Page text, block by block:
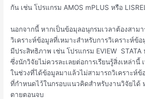
กัน เช่น โปรแกรม AMOS mPLUS หรือ LISREL
นอกจากนี้ หากเป็นข้อมุลอนุกรมเวลาต้องสาม
วิเคราะห์ข้อมูลที่เหมาะสำหรับการวิเคราะห์ข้อ
มีประสิทธิภาพ เช่น โปรแกรม EVIEW STATA
ซึ่งนักวิจัยไม่ควรละเลยต่อการเรียนรู้สิ่งเหล่านี้
ในช่วงที่ได้ข้อมูลมาแล้วไม่สามารถวิเคราะห์
ที่กำหนดไว้ในกรอบแนวคิดสำหรับงานวิจัยได้
ตายตอนจบ